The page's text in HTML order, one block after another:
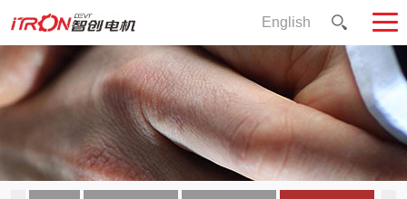
English